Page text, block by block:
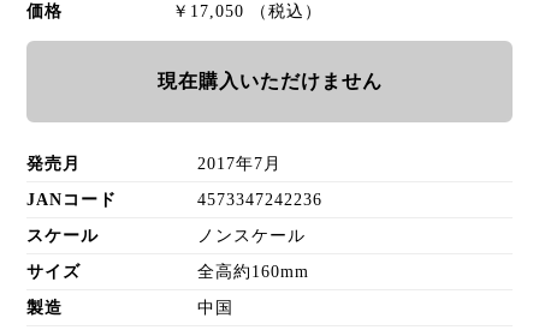
価格 ￥17,050 （税込）
現在購入いただけません
発売月 2017年7月
JANコード 4573347242236
スケール ノンスケール
サイズ 全高約160mm
製造 中国